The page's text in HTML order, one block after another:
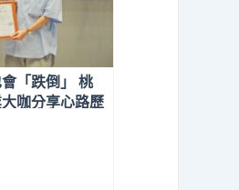
「跌倒」 桃
咖分享心路歷